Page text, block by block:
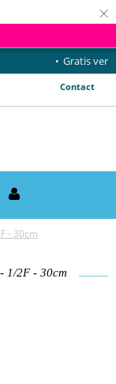
×
Contact
- 30cm
1/2F - 30cm